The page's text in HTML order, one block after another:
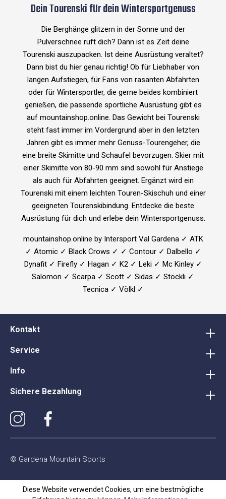
Dein Tourenski für dein Wintersportgenuss
Die Berghänge glitzern in der Sonne und der
Pulverschnee ruft dich? Dann ist es Zeit deine
Tourenski auszupacken. Ist deine Ausrüstung veraltet?
Dann bist du hier genau richtig! Ob für Liebhaber von
langen Aufstiegen, für Fans von rasanten Abfahrten
oder für Wintersportler, die gerne beides kombiniert
genießen, die passende sportliche Ausrüstung gibt es
auf mountainshop.online. Das Gewicht bei Tourenski
steht fast immer im Vordergrund aber in den letzten
Jahren gibt es immer mehr Genuss-Tourengeher, die
eine breite Skimitte und Schaufel bevorzugen. Skier mit
einer Skimitte von 80-90 mm sind sowohl für Anstiege
als auch für Abfahrten geeignet. Ergänzt wird ein
Tourenski mit einem leichten Touren-Skischuh und einer
geeigneten Tourenskibindung. Entdecke die beste
Ausrüstung für dich und erlebe dein Wintersportgenuss.
mountainshop.online by Intersport Val Gardena ✓ ATK
✓ Atomic ✓ Black Crows ✓ ✓ Contour ✓ Dalbello ✓
Dynafit ✓ Firefly ✓ Hagan ✓ K2 ✓ Leki ✓ Mc Kinley ✓
Salomon ✓ Scarpa ✓ Scott ✓ Sidas ✓ Stöckli ✓
Tecnica ✓ Völkl ✓
Kontakt
Service
Info
Sichere Bezahlung
© Gardena Mountain Sports
Diese Website verwendet Cookies, um eine bestmögliche